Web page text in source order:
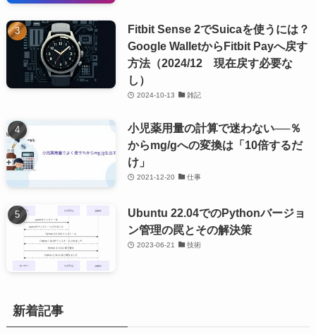
Fitbit Sense 2でSuicaを使うには？
Google WalletからFitbit Payへ戻す
方法（2024/12 現在戻す必要な
し）
2024-10-13 雑記
小児薬用量の計算で迷わない──％
からmg/gへの変換は「10倍するだ
け」
2021-12-20 仕事
Ubuntu 22.04でのPythonバージョ
ン管理の罠とその解決策
2023-06-21 技術
新着記事